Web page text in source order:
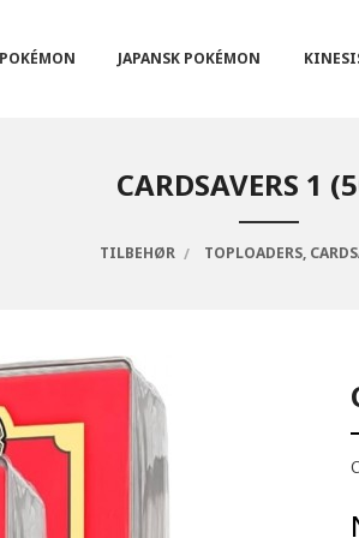
POKÉMON JAPANSK POKÉMON
CARDSAVERS 1
TILBEHØR TOPLOADERS,